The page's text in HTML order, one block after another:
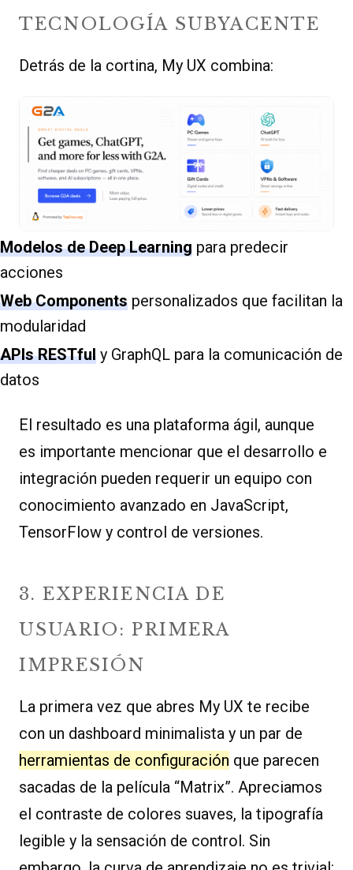
TECNOLOGÍA SUBYACENTE
Detrás de la cortina, My UX combina:
Modelos de Deep Learning para predecir
acciones
Web Components personalizados que facilitan la
modularidad
APIs RESTful y GraphQL para la comunicación de
datos
El resultado es una plataforma ágil, aunque
es importante mencionar que el desarrollo e
integración pueden requerir un equipo con
conocimiento avanzado en JavaScript,
TensorFlow y control de versiones.
3. EXPERIENCIA DE
USUARIO: PRIMERA
IMPRESIÓN
La primera vez que abres My UX te recibe
con un dashboard minimalista y un par de
herramientas de configuración que parecen
sacadas de la película “Matrix”. Apreciamos
el contraste de colores suaves, la tipografía
legible y la sensación de control. Sin